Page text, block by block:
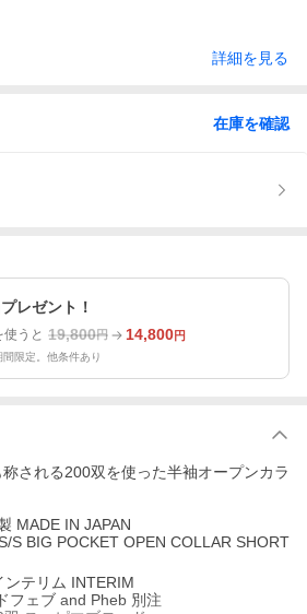
詳細を見る
在庫を確認
レゼント！
うと 19,800円 14,800円
限定。他条件あり
される200双を使った半袖オープンカラ
MADE IN JAPAN
S BIG POCKET OPEN COLLAR SHORT
ンテリム INTERIM
フェブ and Pheb 別注